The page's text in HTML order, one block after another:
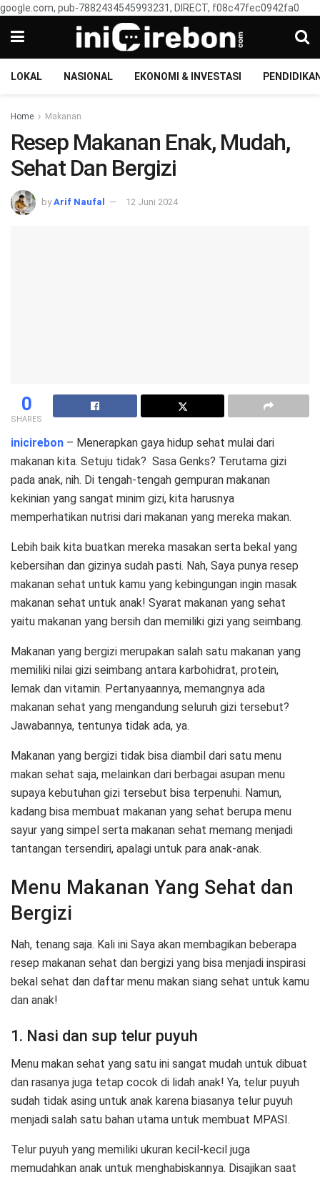
google.com, pub-7882434545993231, DIRECT, f08c47fec0942fa0
LOKAL NASIONAL EKONOMI & INVESTASI
Home Makanan
Resep Makanan Enak, Mudah,
Sehat Dan Bergizi
by Arif Naufal 12 Juni 2024
0
SHARES
inicirebon – Menerapkan gaya hidup sehat mulai dari
makanan kita. Setuju tidak? Sasa Genks? Terutama gizi
pada anak, nih. Di tengah-tengah gempuran makanan
kekinian yang sangat minim gizi, kita harusnya
memperhatikan nutrisi dari makanan yang mereka makan.
Lebih baik kita buatkan mereka masakan serta bekal yang
kebersihan dan gizinya sudah pasti. Nah, Saya punya resep
makanan sehat untuk kamu yang kebingungan ingin masak
makanan sehat untuk anak! Syarat makanan yang sehat
yaitu makanan yang bersih dan memiliki gizi yang seimbang.
Makanan yang bergizi merupakan salah satu makanan yang
memiliki nilai gizi seimbang antara karbohidrat, protein,
lemak dan vitamin. Pertanyaannya, memangnya ada
makanan sehat yang mengandung seluruh gizi tersebut?
Jawabannya, tentunya tidak ada, ya.
Makanan yang bergizi tidak bisa diambil dari satu menu
makan sehat saja, melainkan dari berbagai asupan menu
supaya kebutuhan gizi tersebut bisa terpenuhi. Namun,
kadang bisa membuat makanan yang sehat berupa menu
sayur yang simpel serta makanan sehat memang menjadi
tantangan tersendiri, apalagi untuk para anak-anak.
Menu Makanan Yang Sehat dan
Bergizi
Nah, tenang saja. Kali ini Saya akan membagikan beberapa
resep makanan sehat dan bergizi yang bisa menjadi inspirasi
bekal sehat dan daftar menu makan siang sehat untuk kamu
dan anak!
1. Nasi dan sup telur puyuh
Menu makan sehat yang satu ini sangat mudah untuk dibuat
dan rasanya juga tetap cocok di lidah anak! Ya, telur puyuh
sudah tidak asing untuk anak karena biasanya telur puyuh
menjadi salah satu bahan utama untuk membuat MPASI.
Telur puyuh yang memiliki ukuran kecil-kecil juga
memudahkan anak untuk menghabiskannya. Disajikan saat